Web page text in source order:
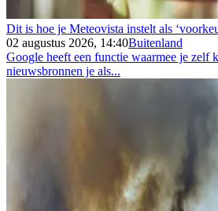
Dit is hoe je Meteovista instelt als
02 augustus 2026, 14:40Buitenland
Google heeft een functie waarmee je zelf
nieuwsbronnen je als...